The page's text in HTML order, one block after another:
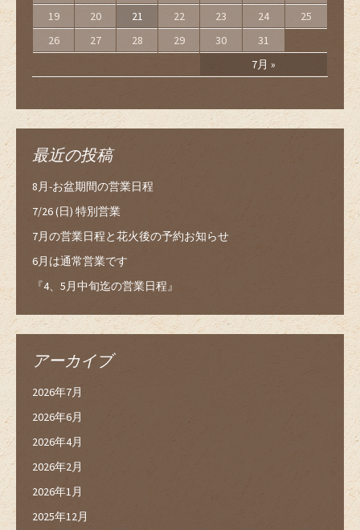
7月 »
19
20 21 22 23 24
25
26
27 28 29 30 31
最近の投稿
8月-お盆期間の営業日程
7/26 (日) 特別営業
7月の営業日程と花火後の予約お知らせ
6月は通常営業です
『4、5月中旬迄の営業日程』
アーカイブ
2026年7月
2026年6月
2026年4月
2026年2月
2026年1月
2025年12月